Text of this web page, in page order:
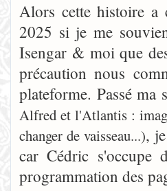
Alors cette histoire
2025 si je me
Isengar & moi que
précaution nous
plateforme. Passé ma
Alfred et l'Atlantis :
changer de vaisseau...),
car Cédric s'occupe
programmation des